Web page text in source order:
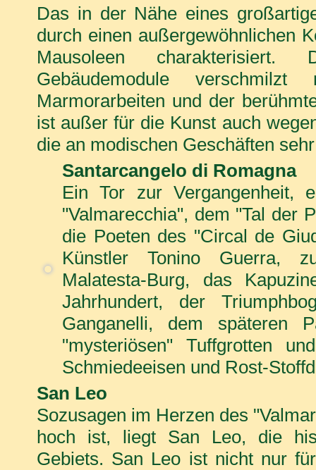
Das in der Nähe eines
durch einen außergewöhnlichen
Mausoleen
Gebäudemodule
Marmorarbeiten und der
ist außer für die Kunst auch
die an modischen Geschäften
Santarcangelo di Romagna
Ein Tor zur Vergangenheit,
"Valmarecchia", dem "Tal der
die Poeten des "Circal de
Künstler Tonino Guerra,
Malatesta-Burg, das
Jahrhundert, der
Ganganelli, dem späteren
"mysteriösen" Tuffgrotten
Schmiedeeisen und Rost-
San Leo
Sozusagen im Herzen des
hoch ist, liegt San Leo, die
Gebiets. San Leo ist nicht nur